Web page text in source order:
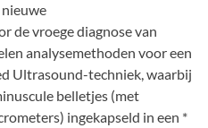
de vroege diagnose van
analysemethoden voor een
Ultrasound-techniek, waarbij
belletjes (met
ingekapseld in een *